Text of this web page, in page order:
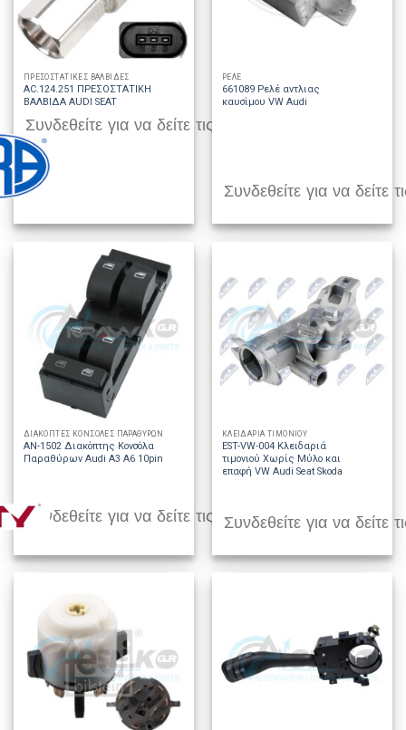
ΠΡΕΣΟΣΤΑΤΙΚΕΣ ΒΑΛΒΙΔΕΣ
AC.124.251 ΠΡΕΣΟΣΤΑΤΙΚΗ
ΒΑΛΒΙΔΑ AUDI SEAT
Συνδεθείτε για να δείτε τις τιμές
ΡΕΛΕ
661089 Ρελέ αντλιας
καυσίμου VW Audi
Συνδεθείτε για να δείτε
ΔΙΑΚΟΠΤΕΣ ΚΟΝΣΟΛΕΣ ΠΑΡΑΘΥΡΩΝ
AN-1502 Διακόπτης Κονσόλα
Παραθύρων Audi A3 A6 10pin
Συνδεθείτε για να δείτε τις τιμές
ΚΛΕΙΔΑΡΙΑ ΤΙΜΟΝΙΟΥ
EST-VW-004 Κλειδαριά
τιμονιού Χωρίς Μύλο και
επαφή VW Audi Seat Skoda
Συνδεθείτε για να δείτε